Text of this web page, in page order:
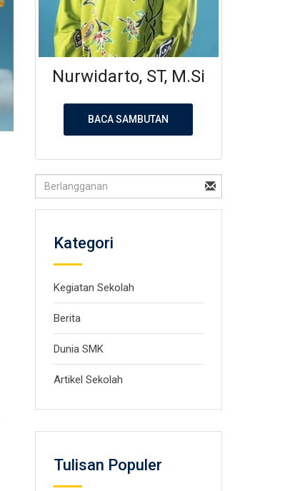
Nurwidarto, ST, M.Si
BACA SAMBUTAN
Kategori
Kegiatan Sekolah
Berita
Dunia SMK
Artikel Sekolah
Tulisan Populer